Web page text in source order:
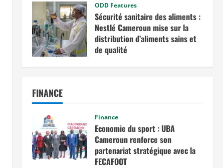
considérations de genre dans les
projets de développement
juillet 23, 2025
ODD Features
Sécurité sanitaire des aliments :
Nestlé Cameroun mise sur la
distribution d’aliments sains et
de qualité
FINANCE
Finance
Economie du sport : UBA
Cameroun renforce son
partenariat stratégique avec la
FECAFOOT